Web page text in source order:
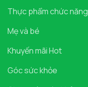
Thực phẩm chức năng
Mẹ và bé
Khuyến mãi Hot
Góc sức khỏe